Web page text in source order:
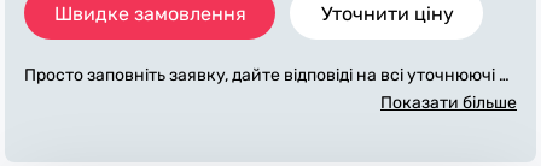
Швидке замовлення Уточнити ціну
Просто заповніть заявку, дайте відповіді на всі уточнюючі за
питання по «встановлення розширювального баку». Ми з
Показати більше